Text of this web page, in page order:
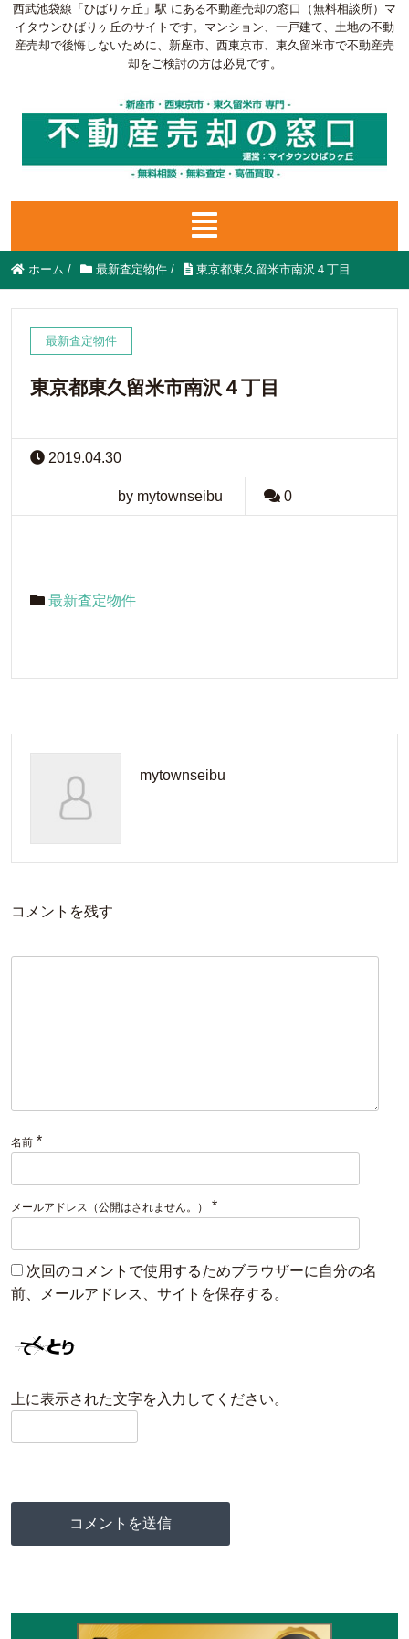
西武池袋線「ひばりヶ丘」駅 にある不動産売却の窓口（無料相談所）マ
イタウンひばりヶ丘のサイトです。マンション、一戸建て、土地の不動
産売却で後悔しないために、新座市、西東京市、東久留米市で不動産売
却をご検討の方は必見です。
ホーム / 最新査定物件 / 東京都東久留米市南沢４丁目
最新査定物件
東京都東久留米市南沢４丁目
2019.04.30
by mytownseibu 0
最新査定物件
mytownseibu
コメントを残す
名前 *
メールアドレス（公開はされません。） *
次回のコメントで使用するためブラウザーに自分の名
前、メールアドレス、サイトを保存する。
上に表示された文字を入力してください。